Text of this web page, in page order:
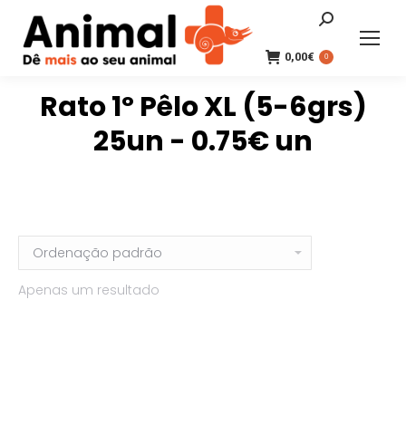
Search:
0,00€ 0
Rato 1º Pêlo XL (5-6grs)
25un - 0.75€ un
Apenas um resultado